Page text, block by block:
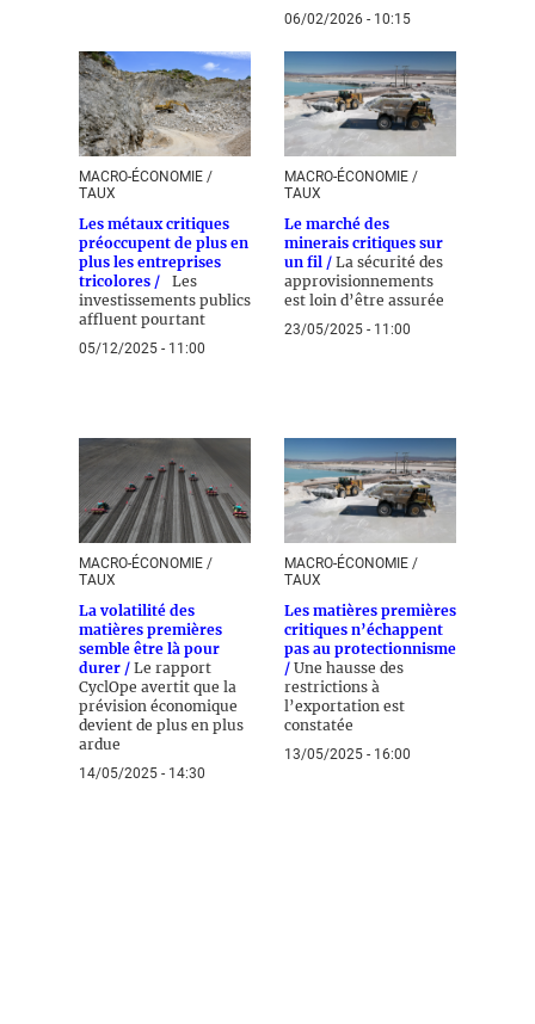
06/02/2026 - 10:15
MACRO-ÉCONOMIE /
TAUX
Les métaux critiques
préoccupent de plus en
plus les entreprises
tricolores /
Les
investissements publics
affluent pourtant
05/12/2025 - 11:00
MACRO-ÉCONOMIE /
TAUX
Le marché des
minerais critiques sur
un fil / La sécurité des
approvisionnements
est loin d’être assurée
23/05/2025 - 11:00
MACRO-ÉCONOMIE /
TAUX
La volatilité des
matières premières
semble être là pour
durer / Le rapport
CyclOpe avertit que la
prévision économique
devient de plus en plus
ardue
14/05/2025 - 14:30
MACRO-ÉCONOMIE /
TAUX
Les matières premières
critiques n’échappent
pas au protectionnisme
/ Une hausse des
restrictions à
l’exportation est
constatée
13/05/2025 - 16:00